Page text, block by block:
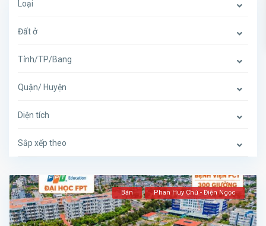
Loại
Đất ở
Tỉnh/TP/Bang
Quận/ Huyện
Diện tích
Sắp xếp theo
Bán Phan Huy Chú - Điện Ngọc